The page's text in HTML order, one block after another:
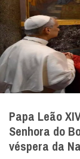
Papa Leão
Senhora do
véspera da